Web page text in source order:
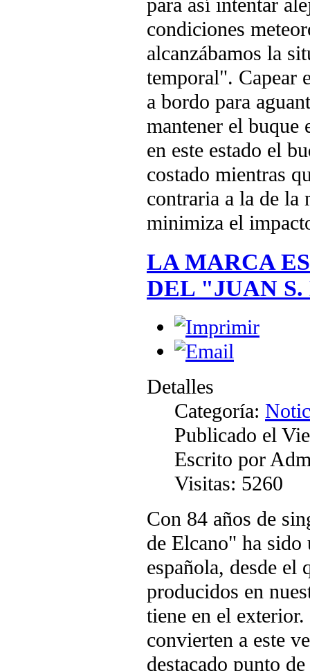
para así intentar
condiciones
alcanzábamos la
temporal". Capear
a bordo para
mantener el buque
en este estado el
costado mientras
contraria a la de la
minimiza el
LA MARCA
DEL "JUAN
Detalles
Categoría:
Publicado el
Escrito por
Visitas: 5260
Con 84 años de
de Elcano" ha
española, desde el
producidos en
tiene en el
convierten a este
destacado punto